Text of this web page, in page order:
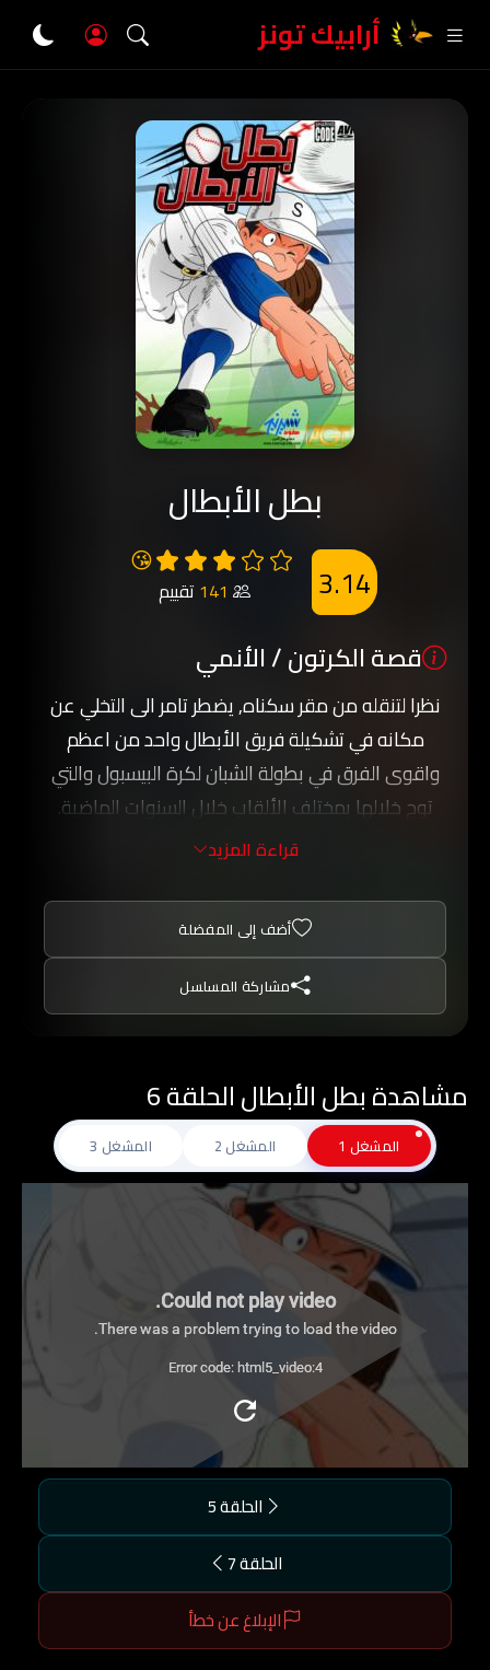
أرابيك تونز
بطل الأبطال
😘
141 تقييم 3.14
قصة الكرتون / الأنمي
نظرا لتنقله من مقر سكناه, يضطر تامر الى التخلي عن
مكانه في تشكيلة فريق الأبطال واحد من اعظم
واقوى الفرق في بطولة الشبان لكرة البيسبول والتي
توج خلالها بمختلف الألقاب خلال السنوات الماضية.
واثر تنقله يضطر الى الانضمام الى فريق جديد هو
والمنافسة على الألقاب وغالبا ما يخسر في مبارياته
مع الفرق الأخرى التي تفوقة قوة.
وتبدأ الأحداث بالتحول عندما ينتخب تامر كابتنا للفريق,
فيعمل جاهدا على اعادة الروح المعنوية لزملاءة
ويحثهم على التميز من خلال التمارين الشاقة والقاسية
في محاولة منه لقيادة الفريق نحو احراز البطولة
الكبرى, فهل سينجح في مسعاه؟
قراءة المزيد
أضف إلى المفضلة
مشاركة المسلسل
مشاهدة بطل الأبطال الحلقة 6
المشغل 1 المشغل 2 المشغل 3
Could not play video.
There was a problem trying to load the video.
Error code: html5_video:4
الحلقة 5
الحلقة 7
الإبلاغ عن خطأ